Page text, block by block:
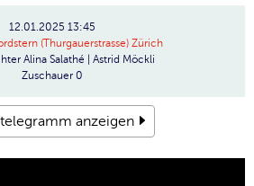
12.01.2025 13:45
(Thurgauerstrasse) Zürich
Alina Salathé | Astrid Möckli
Zuschauer 0
anzeigen